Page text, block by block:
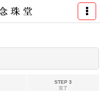
STEP 3
完了